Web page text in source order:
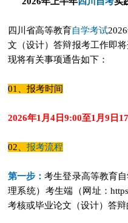
四川省高等教育自学考试
文（设计）答辩报考工作即
现将有关事项通告如下：
01、报考时间
2026年1月4日9:00至1月9日
02、 报考流程
第一步：考生登录高等教育
理系统）考生端（网址：
考核或毕业论文（设计）答辩